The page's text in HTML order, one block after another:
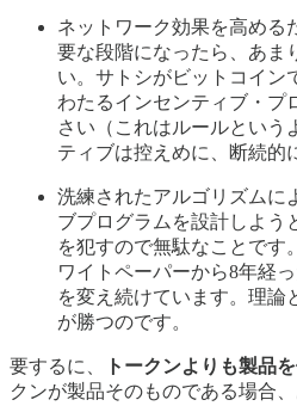
ネットワーク効果を高める
要な段階になったら、あま
い。サトシがビットコイン
わたるインセンティブ・プ
さい（これはルールという
ティブは控えめに、断続的
洗練されたアルゴリズムに
ブプログラムを設計しよう
を犯すので無駄なことです
ワイトペーパーから8年経
を変え続けています。理論
が勝つのです。
要するに、 トークンよりも製品
クンが製品そのものである場合